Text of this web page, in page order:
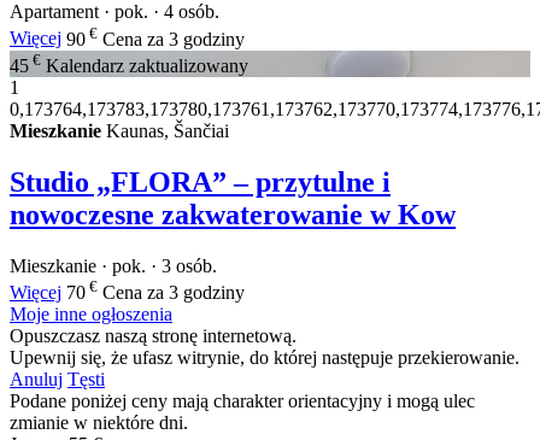
Apartament · pok. · 4 osób.
Więcej 90 € Cena za 3 godziny
45 € Kalendarz zaktualizowany
1
Mieszkanie Kaunas, Šančiai
Studio „FLORA” – przytulne i
nowoczesne zakwaterowanie w Kow
Mieszkanie · pok. · 3 osób.
Więcej 70 € Cena za 3 godziny
Moje inne ogłoszenia
Opuszczasz naszą stronę internetową.
Upewnij się, że ufasz witrynie, do której następuje przekierowanie.
Anuluj Tęsti
Podane poniżej ceny mają charakter orientacyjny i mogą ulec
zmianie w niektóre dni.